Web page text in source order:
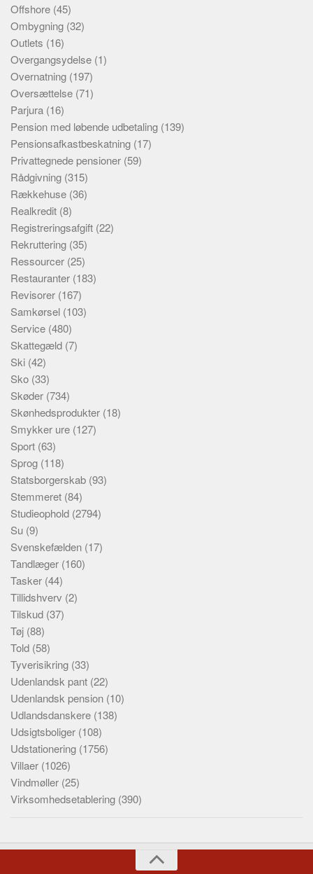
Offshore (45)
Ombygning (32)
Outlets (16)
Overgangsydelse (1)
Overnatning (197)
Oversættelse (71)
Parjura (16)
Pension med løbende udbetaling (139)
Pensionsafkastbeskatning (17)
Privattegnede pensioner (59)
Rådgivning (315)
Rækkehuse (36)
Realkredit (8)
Registreringsafgift (22)
Rekruttering (35)
Ressourcer (25)
Restauranter (183)
Revisorer (167)
Samkørsel (103)
Service (480)
Skattegæld (7)
Ski (42)
Sko (33)
Skøder (734)
Skønhedsprodukter (18)
Smykker ure (127)
Sport (63)
Sprog (118)
Statsborgerskab (93)
Stemmeret (84)
Studieophold (2794)
Su (9)
Svenskefælden (17)
Tandlæger (160)
Tasker (44)
Tillidshverv (2)
Tilskud (37)
Tøj (88)
Told (58)
Tyverisikring (33)
Udenlandsk pant (22)
Udenlandsk pension (10)
Udlandsdanskere (138)
Udsigtsboliger (108)
Udstationering (1756)
Villaer (1026)
Vindmøller (25)
Virksomhedsetablering (390)